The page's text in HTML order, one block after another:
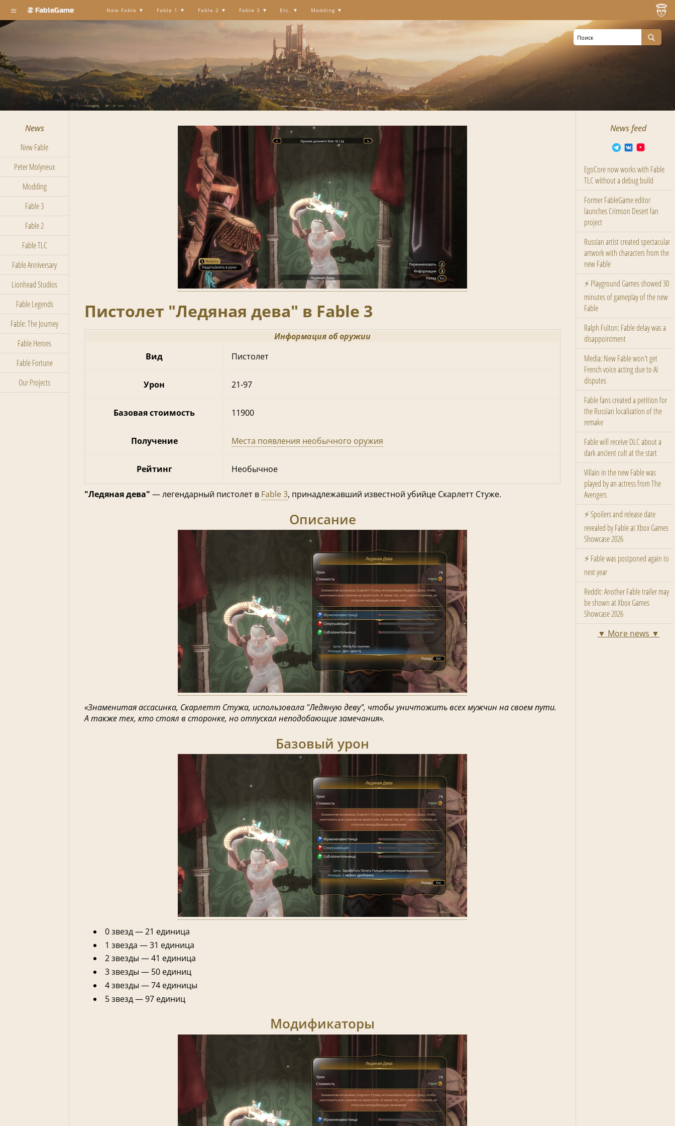
≡ FableGame New Fable Fable 1 Fable 2 Fable 3 Etc. Modding
News
New Fable
Peter Molyneux
Modding
Fable 3
Fable 2
Fable TLC
Fable Anniversary
Lionhead Studios
Fable Legends
Fable: The Journey
Fable Heroes
Fable Fortune
Our Projects
Пистолет "Ледяная дева" в Fable 3
Информация об оружии
Вид
Пистолет
Урон 21-97
Базовая стоимость 11900
Получение Места появления необычного оружия
Рейтинг Необычное
"Ледяная дева" — легендарный пистолет в Fable 3, принадлежавший известной убийце Скарлетт Стуже.
Описание
«‎Знаменитая ассасинка, Скарлетт Стужа, использовала "Ледяную деву", чтобы уничтожить всех мужчин на своем пути.
А также тех, кто стоял в сторонке, но отпускал неподобающие замечания».
Базовый урон
0 звезд — 21 единица
1 звезда — 31 единица
2 звезды — 41 единица
3 звезды — 50 единиц
4 звезды — 74 единицы
5 звезд — 97 единиц
Модификаторы
News feed
EgoCore now works with Fable
TLC without a debug build
Former FableGame editor
launches Crimson Desert fan
project
Russian artist created spectacular
artwork with characters from the
new Fable
⚡ Playground Games showed 30
minutes of gameplay of the new
Fable
Ralph Fulton: Fable delay was a
disappointment
Media: New Fable won't get
French voice acting due to AI
disputes
Fable fans created a petition for
the Russian localization of the
remake
Fable will receive DLC about a
dark ancient cult at the start
Villain in the new Fable was
played by an actress from The
Avengers
⚡ Spoilers and release date
revealed by Fable at Xbox Games
Showcase 2026
⚡ Fable was postponed again to
next year
Reddit: Another Fable trailer may
be shown at Xbox Games
Showcase 2026
▼ More news ▼